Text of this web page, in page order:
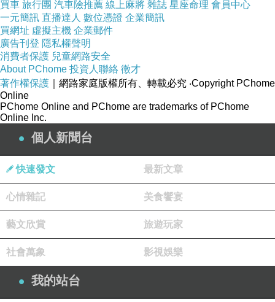
在位置。
這裡亦牽涉一個更大的問題：現代社會越來越習慣把
「像」當成「是」。像朋友的聊天機器人，被當成陪伴；
像老師的 AI，被當成教育；像和尚的機器人也可能被當成
宗教創新。但擬真最危險的地方是它能夠在形式上完成說
服，卻未必具備相應的責任、經驗與承擔。
宗教儀式之所以不能完全被形式取代是因為它處理存在狀
態。一個人進入儀式，理想上是為了讓自己經歷某種界
驗中，儀式就只剩下舞台效果。
但也不能反過來說，只有內在經驗才重要，外在儀式不重
要。宗教之所以需要儀式正是因為人類的內在經驗需要被
形式固定。人很容易忘記，很容易動搖，很容易把一瞬間
的覺悟消耗掉。儀式透過語言、動作、見證與時間標記，
買車 旅行團 汽車險推薦 線上麻將 雜誌 星座命理 會員中心
一元簡訊 直播達人 數位憑證 企業簡訊
買網址 虛擬主機 企業郵件
廣告刊登 隱私權聲明
消費者保護 兒童網路安全
About PChome 投資人聯絡 徵才
著作權保護 ｜網路家庭版權所有、轉載必究 ‧Copyright PChome
Online
PChome Online and PChome are trademarks of PChome
Online Inc.
個人新聞台
快速發文 最新文章
心情雜記 美食饗宴
藝文欣賞 旅遊玩家
社會萬象 影視娛樂
我的站台